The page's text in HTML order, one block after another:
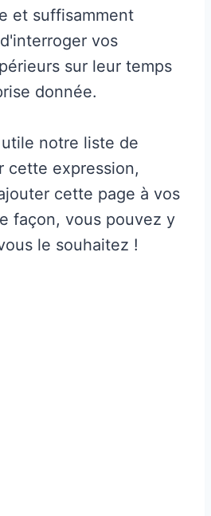
et suffisamment
vos
sur leur temps
donnée.
notre liste de
cette expression,
cette page à vos
façon, vous pouvez y
le souhaitez !